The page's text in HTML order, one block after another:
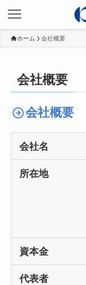
ホーム 会社概要
会社概要
会社概要
会社名
所在地
資本金
代表者